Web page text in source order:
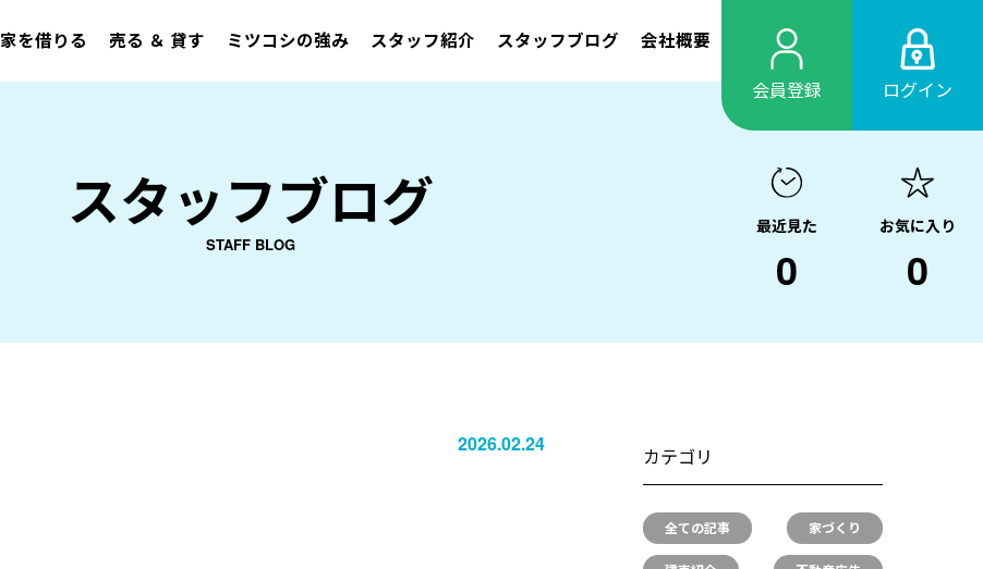
家を借りる 売る ＆ 貸す ミツコシの強み スタッフ紹介 スタッフブログ 会社概要
会員登録 ログイン
スタッフブログ
STAFF BLOG
最近見た
0
お気に入り
0
2026.02.24
カテゴリ
全ての記事 家づくり